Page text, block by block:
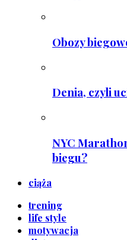
Obozy
Denia, czyli
NYC
biegu?
ciąża
trening
life style
motywacja